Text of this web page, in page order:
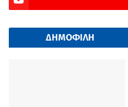
ΔΗΜΟΦΙΛΗ